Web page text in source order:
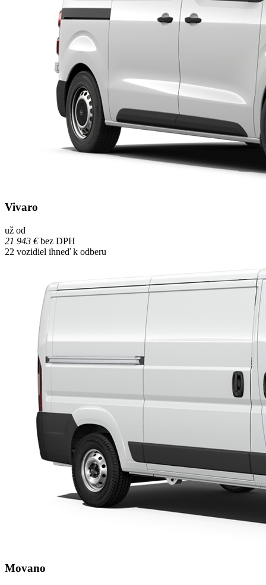
Vivaro
už od
21 943 €bez DPH
22 vozidiel ihneď k odberu
Movano